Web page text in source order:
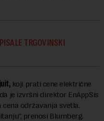
TRGOVINSKI
koji prati cene električne
je izvršni direktor EnAppSis
cena održavanja svetla.
prenosi Blumberg.